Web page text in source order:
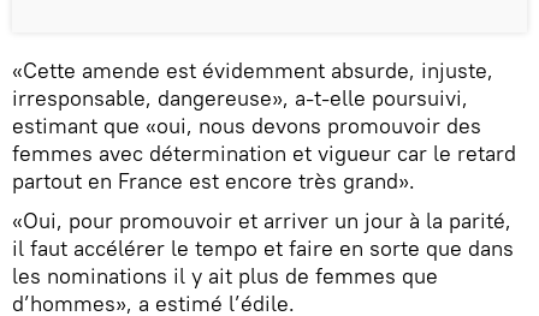
«Cette amende est évidemment absurde, injuste,
irresponsable, dangereuse», a-t-elle poursuivi,
estimant que «oui, nous devons promouvoir des
femmes avec détermination et vigueur car le retard
partout en France est encore très grand».
«Oui, pour promouvoir et arriver un jour à la parité,
il faut accélérer le tempo et faire en sorte que dans
les nominations il y ait plus de femmes que
d’hommes», a estimé l’édile.